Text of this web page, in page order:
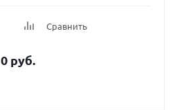
Сравнить
0 руб.